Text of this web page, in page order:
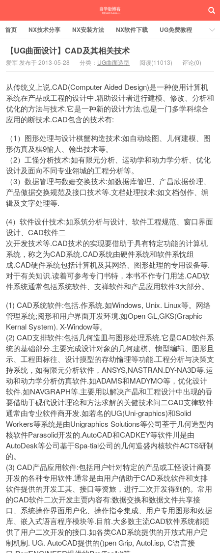
首页 NX技术分享 NX安装方法 NX软件下载
UG免费教程
UG编程加工
SW安装方法 SW技术分享
UG实战营
【UG曲面设计】CAD及其相关技术
爱军 发布于 2013-05-28 分类： UG曲面造型 阅读(11013) 评论(0)
从传统义上说.CAD(Computer Aided Design)是一种使用计算机
系统在产品或工程的设计中.箱助设计者进行建模、修改、分析和
优化的方法与技术.它是一种新的设计方法.也是一门多学科综合
应用的断技术.CAD包含的技术有:
（1）图形处理与设计棋蟹构造技术:如自动绘图、儿何建模、图
形仿真及棋9愉人、翰出技术等。
（2）工怪分析技术:如有限元分析、运动学和动力学分析、优化
设计及面向不同专业翎城的工程分析等。
（3）数据管理与数姗交换技术:如数据库管理、产昌欣据价理、
产品傲据交换规范及接口技术等.文档处理技术:如文档创作、编
辑及文字处理等.
(4）软件设什技术:如系筑分析与设计、软件工程规范、窗口界面
设计、CAD软件二
次开发技术等.CAD技术的实现要借助于具有特定功能的计算机
系统，称之为CAD系统.CAD系统由硬件系统和软件系忱组
成.CAD硬件系统包括计算机及其网络、图形处理的专用设备等.
对于有关知识.读着可参考专门书特，本书不作专门用述.CAD软
件系统通常包括系统软件、支禅软件和产品应用软件3大部分。
(1) CAD系统软件:包括.作系统.如Windows, Unix. Linux等。网络
管理系统;阅形和用户界面开发环境.如Open GL,GKS(Graphic
Kernal System). X-Window等。
(2) CAD支排软件:包括几何造皿与图形处理系统.它是CAD软件系
统的基础部分.主要完成设计对象的几何建棋、懊型编辑、图形且
示、工程田标往、设计摸型的存幼愉理等功能.工程分析与决策支
持系统，如有限元分析软件，ANSYS,NASTRAN.DY-NA3D等.运
动和动力学分析仿真软件.如ADAMS和MADYMO等，优化设计
软件.如NAVGRAPH等.主要用以解决产晶和工程设汁中出现的香
要借助于砚代设计理论和方法求解的关健技术问二CAD支律软件
通常由专业软件商开发.如若名的UG(Uni-graphics)和Solid
Workers等系统是由Unigraphics Solutions等公司荃于几何造型内
核软件Parasolid开发的.AutoCAD和CADKEY等软件川是由
AutoDesk等公司基于Spa-tial公司的几何造盛内核软件ACTS研制
的。
(3) CAD产品应用软件:包括用户针对特定的产品或工怪设计裔要
开发的各种专用软件.通常是由用户借助于CAD系统软件和支排
软件提供的开发工其、接口等资旅，进行二次开发得到的。常用
的CAD软件二次开发主贾内容有:数据交换和数据文件共享接
口、系统操作界面用户化、操作指令集成、用户专用图形和效据
库、嵌入式语言程序模块等.目前.大多数主流CAD软件系统都提
供了用户二次开发的接口.如各类CAD系统提供的开放式用户定
制机制. UG. AutoCAD提供的()pen Grip, Autol.isp, C语言接